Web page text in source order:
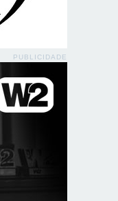
PUBLICIDADE